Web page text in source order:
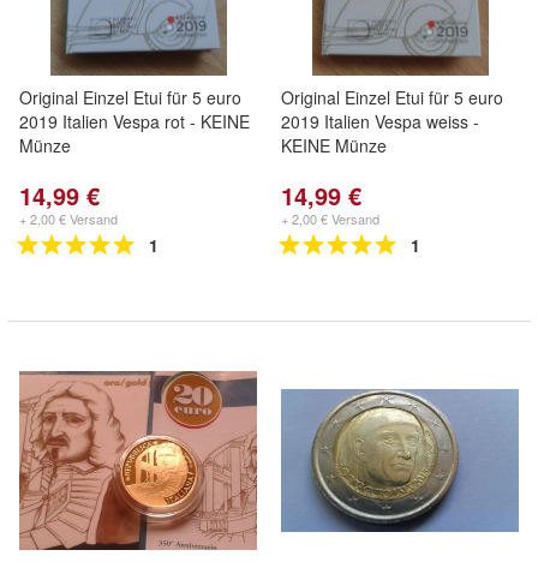
Original Einzel Etui für 5 euro
2019 Italien Vespa rot - KEINE
Münze
14,99 €
+ 2,00 € Versand
1
Original Einzel Etui für 5 euro
2019 Italien Vespa weiss -
KEINE Münze
14,99 €
+ 2,00 € Versand
1